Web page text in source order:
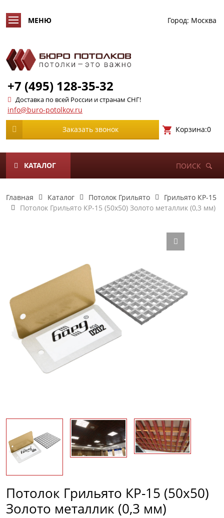
Город: Москва
+7 (495) 128-35-32
Доставка по всей России и странам СНГ!
info@buro-potolkov.ru
Заказать звонок Корзина:0
КАТАЛОГ ПОИСК
Главная Каталог Потолок Грильято
Грильято КР-15
Потолок Грильято КР-15 (50х50) Золото металлик (0,3 мм)
Потолок Грильято КР-15 (50х50)
Золото металлик (0,3 мм)